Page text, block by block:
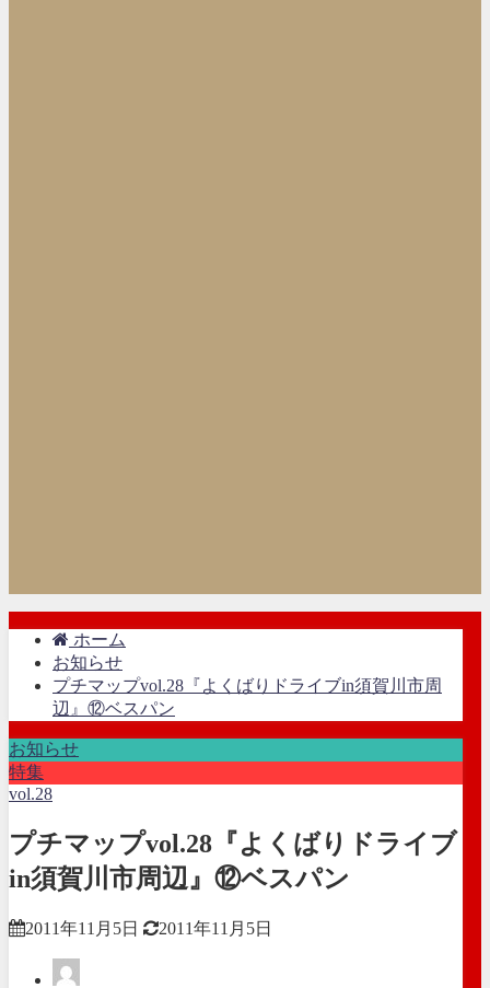
ホーム
お知らせ
プチマップvol.28『よくばりドライブin須賀川市周
辺』⑫ベスパン
お知らせ
特集
vol.28
プチマップvol.28『よくばりドライブ
in須賀川市周辺』⑫ベスパン
2011年11月5日 2011年11月5日